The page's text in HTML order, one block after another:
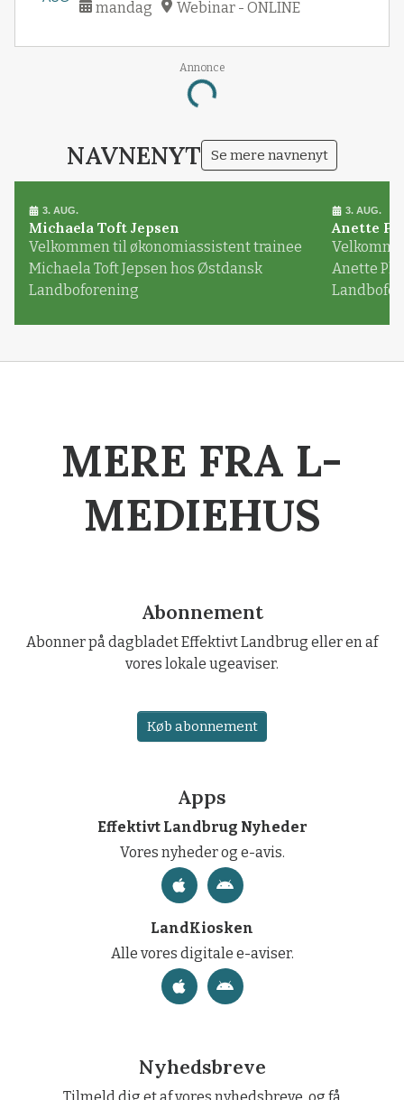
mandag Webinar - ONLINE
Annonce
Loading...
NAVNENYT Se mere navnenyt
3. AUG.
Michaela Toft Jepsen
Velkommen til økonomiassistent trainee
Michaela Toft Jepsen hos Østdansk
Landboforening
3. AUG.
Anette
Anette
MERE FRA L-
MEDIEHUS
Abonnement
Abonner på dagbladet Effektivt Landbrug eller en af
vores lokale ugeaviser.
Køb abonnement
Apps
Effektivt Landbrug Nyheder
Vores nyheder og e-avis.
LandKiosken
Alle vores digitale e-aviser.
Nyhedsbreve